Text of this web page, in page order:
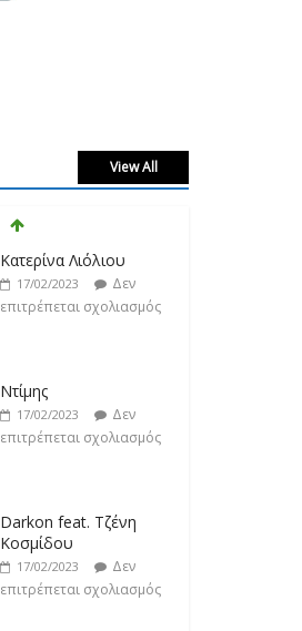
View All
Κατερίνα Λιόλιου
17/02/2023
Δεν
επιτρέπεται σχολιασμός
Ντίμης
17/02/2023
Δεν
επιτρέπεται σχολιασμός
Darkon feat. Τζένη
Κοσμίδου
17/02/2023
Δεν
επιτρέπεται σχολιασμός